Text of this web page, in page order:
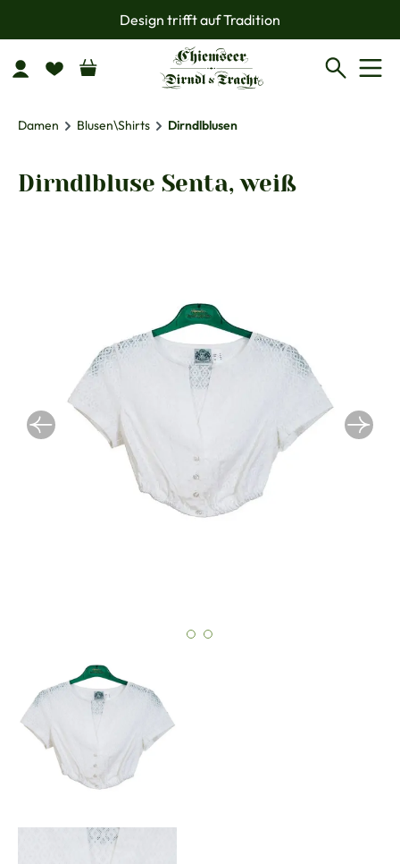
Zum Hauptinhalt springenDesign trifft auf Tradition
Damen Blusen\Shirts Dirndlblusen
Dirndlbluse Senta, weiß